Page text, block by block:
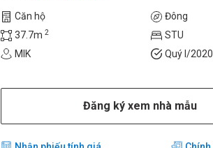
Căn hộ
Đông
37.7m 2
STU
MIK
Quý I/2020
Đăng ký xem nhà mẫu